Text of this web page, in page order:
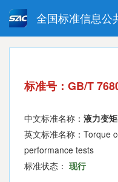
全国标准信息公
强制性国家标准
指导性技术文件
标准号：GB/T
中文标准名称： 液力变
英文标准名称：Torque
performance tests
标准状态： 现行